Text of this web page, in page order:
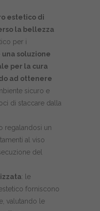
estetico di
la bellezza
per i
soluzione
per la cura
ad ottenere
sicuro e
di staccare dalla
regalandosi un
al viso
del
: le
forniscono
valutando le